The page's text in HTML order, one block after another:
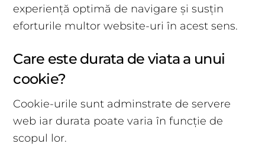
experiență optimă de navigare și susțin
eforturile multor website-uri în acest sens.
Care este durata de viata a unui
cookie?
Cookie-urile sunt adminstrate de servere
web iar durata poate varia în funcție de
scopul lor.